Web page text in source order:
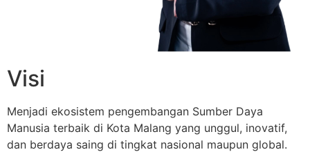
Visi
Menjadi ekosistem pengembangan Sumber Daya
Manusia terbaik di Kota Malang yang unggul, inovatif,
dan berdaya saing di tingkat nasional maupun global.